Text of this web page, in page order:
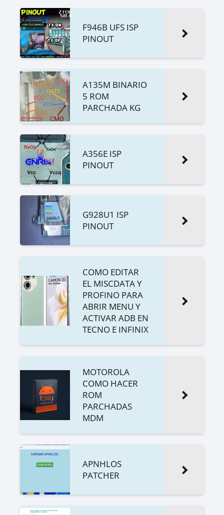
F946B UFS ISP
PINOUT
A135M BINARIO
5 ROM
PARCHADA KG
A356E ISP
PINOUT
G928U1 ISP
PINOUT
COMO EDITAR
EL MISCDATA Y
PROFINO PARA
ABRIR MENU Y
ACTIVAR ADB EN
TECNO E INFINIX
MOTOROLA
COMO HACER
ROM
PARCHADAS
MDM
APNHLOS
PATCHER